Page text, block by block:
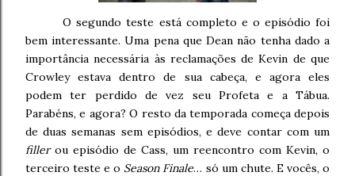
O segundo teste está completo e o episódio foi
bem interessante. Uma pena que Dean não tenha dado a
importância necessária às reclamações de Kevin de que
Crowley estava dentro de sua cabeça, e agora eles
podem ter perdido de vez seu Profeta e a Tábua.
Parabéns, e agora? O resto da temporada começa depois
de duas semanas sem episódios, e deve contar com um
filler ou episódio de Cass, um reencontro com Kevin, o
terceiro teste e o Season Finale… só um chute. E vocês, o